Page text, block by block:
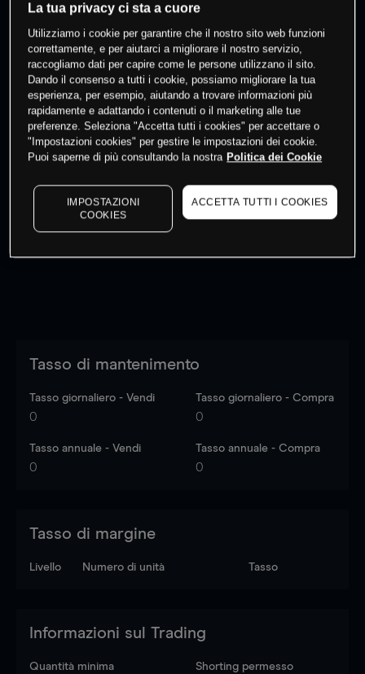
% dei clienti hanno posizioni
questo prodotto
Fai trading
I prezzi sono solo indicativi. Accediper vedere gli ultimi
dati di mercato
to see latest market data
Tasso di mantenimento
Tasso giornaliero - Vendi
0
Tasso giornaliero - Compra
0
Tasso annuale - Vendi
0
Tasso annuale - Compra
0
Tasso di margine
Livello Numero di unità Tasso
Informazioni sul Trading
Quantità minima Shorting permesso
La tua privacy ci sta a cuore
Utilizziamo i cookie per garantire che il nostro sito web funzioni
correttamente, e per aiutarci a migliorare il nostro servizio,
raccogliamo dati per capire come le persone utilizzano il sito.
Dando il consenso a tutti i cookie, possiamo migliorare la tua
esperienza, per esempio, aiutando a trovare informazioni più
rapidamente e adattando i contenuti o il marketing alle tue
preferenze. Seleziona "Accetta tutti i cookies" per accettare o
"Impostazioni cookies" per gestire le impostazioni dei cookie.
Puoi saperne di più consultando la nostra Politica dei Cookie
IMPOSTAZIONI
COOKIES
ACCETTA TUTTI I COOKIES